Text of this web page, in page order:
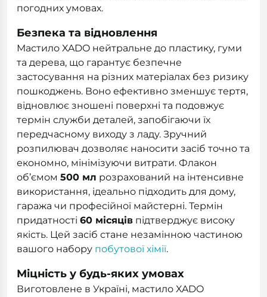
погодних умовах.
Безпека та відновлення
Мастило XADO нейтральне до пластику, гуми
та дерева, що гарантує безпечне
застосування на різних матеріалах без ризику
пошкоджень. Воно ефективно зменшує тертя,
відновлює зношені поверхні та подовжує
термін служби деталей, запобігаючи їх
передчасному виходу з ладу. Зручний
розпилювач дозволяє наносити засіб точно та
економно, мінімізуючи витрати. Флакон
об’ємом 500 мл розрахований на інтенсивне
використання, ідеально підходить для дому,
гаража чи професійної майстерні. Термін
придатності 60 місяців підтверджує високу
якість. Цей засіб стане незамінною частиною
вашого набору побутової хімії.
Міцність у будь-яких умовах
Виготовлене в Україні, мастило XADO